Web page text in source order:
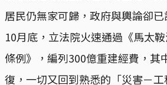
居民仍無家可歸，政府與輿論卻已
10月底，立法院火速通過《馬太
條例》，編列300億重建經費，其
復，一切又回到熟悉的「災害－工